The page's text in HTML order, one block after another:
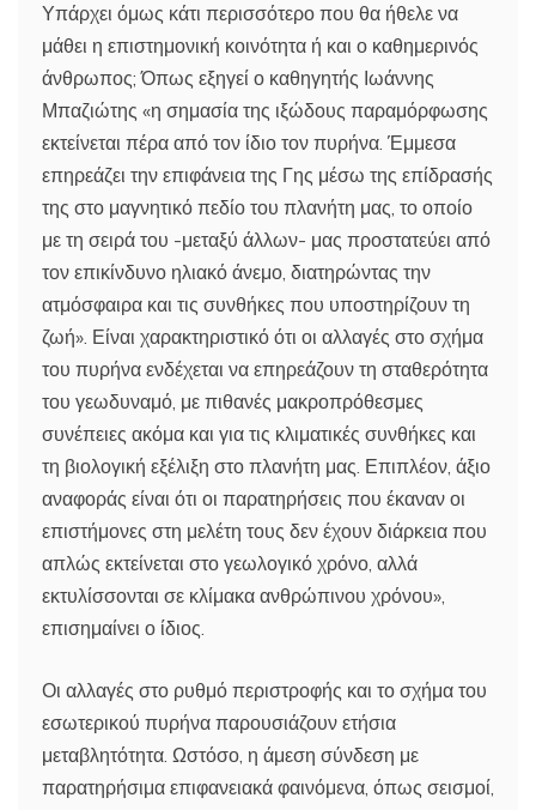
Υπάρχει όμως κάτι περισσότερο που θα ήθελε να
μάθει η επιστημονική κοινότητα ή και ο καθημερινός
άνθρωπος; Όπως εξηγεί ο καθηγητής Ιωάννης
Μπαζιώτης «η σημασία της ιξώδους παραμόρφωσης
εκτείνεται πέρα από τον ίδιο τον πυρήνα. Έμμεσα
επηρεάζει την επιφάνεια της Γης μέσω της επίδρασής
της στο μαγνητικό πεδίο του πλανήτη μας, το οποίο
με τη σειρά του -μεταξύ άλλων- μας προστατεύει από
τον επικίνδυνο ηλιακό άνεμο, διατηρώντας την
ατμόσφαιρα και τις συνθήκες που υποστηρίζουν τη
ζωή». Είναι χαρακτηριστικό ότι οι αλλαγές στο σχήμα
του πυρήνα ενδέχεται να επηρεάζουν τη σταθερότητα
του γεωδυναμό, με πιθανές μακροπρόθεσμες
συνέπειες ακόμα και για τις κλιματικές συνθήκες και
τη βιολογική εξέλιξη στο πλανήτη μας. Επιπλέον, άξιο
αναφοράς είναι ότι οι παρατηρήσεις που έκαναν οι
επιστήμονες στη μελέτη τους δεν έχουν διάρκεια που
απλώς εκτείνεται στο γεωλογικό χρόνο, αλλά
εκτυλίσσονται σε κλίμακα ανθρώπινου χρόνου»,
επισημαίνει ο ίδιος.
Οι αλλαγές στο ρυθμό περιστροφής και το σχήμα του
εσωτερικού πυρήνα παρουσιάζουν ετήσια
μεταβλητότητα. Ωστόσο, η άμεση σύνδεση με
παρατηρήσιμα επιφανειακά φαινόμενα, όπως σεισμοί,